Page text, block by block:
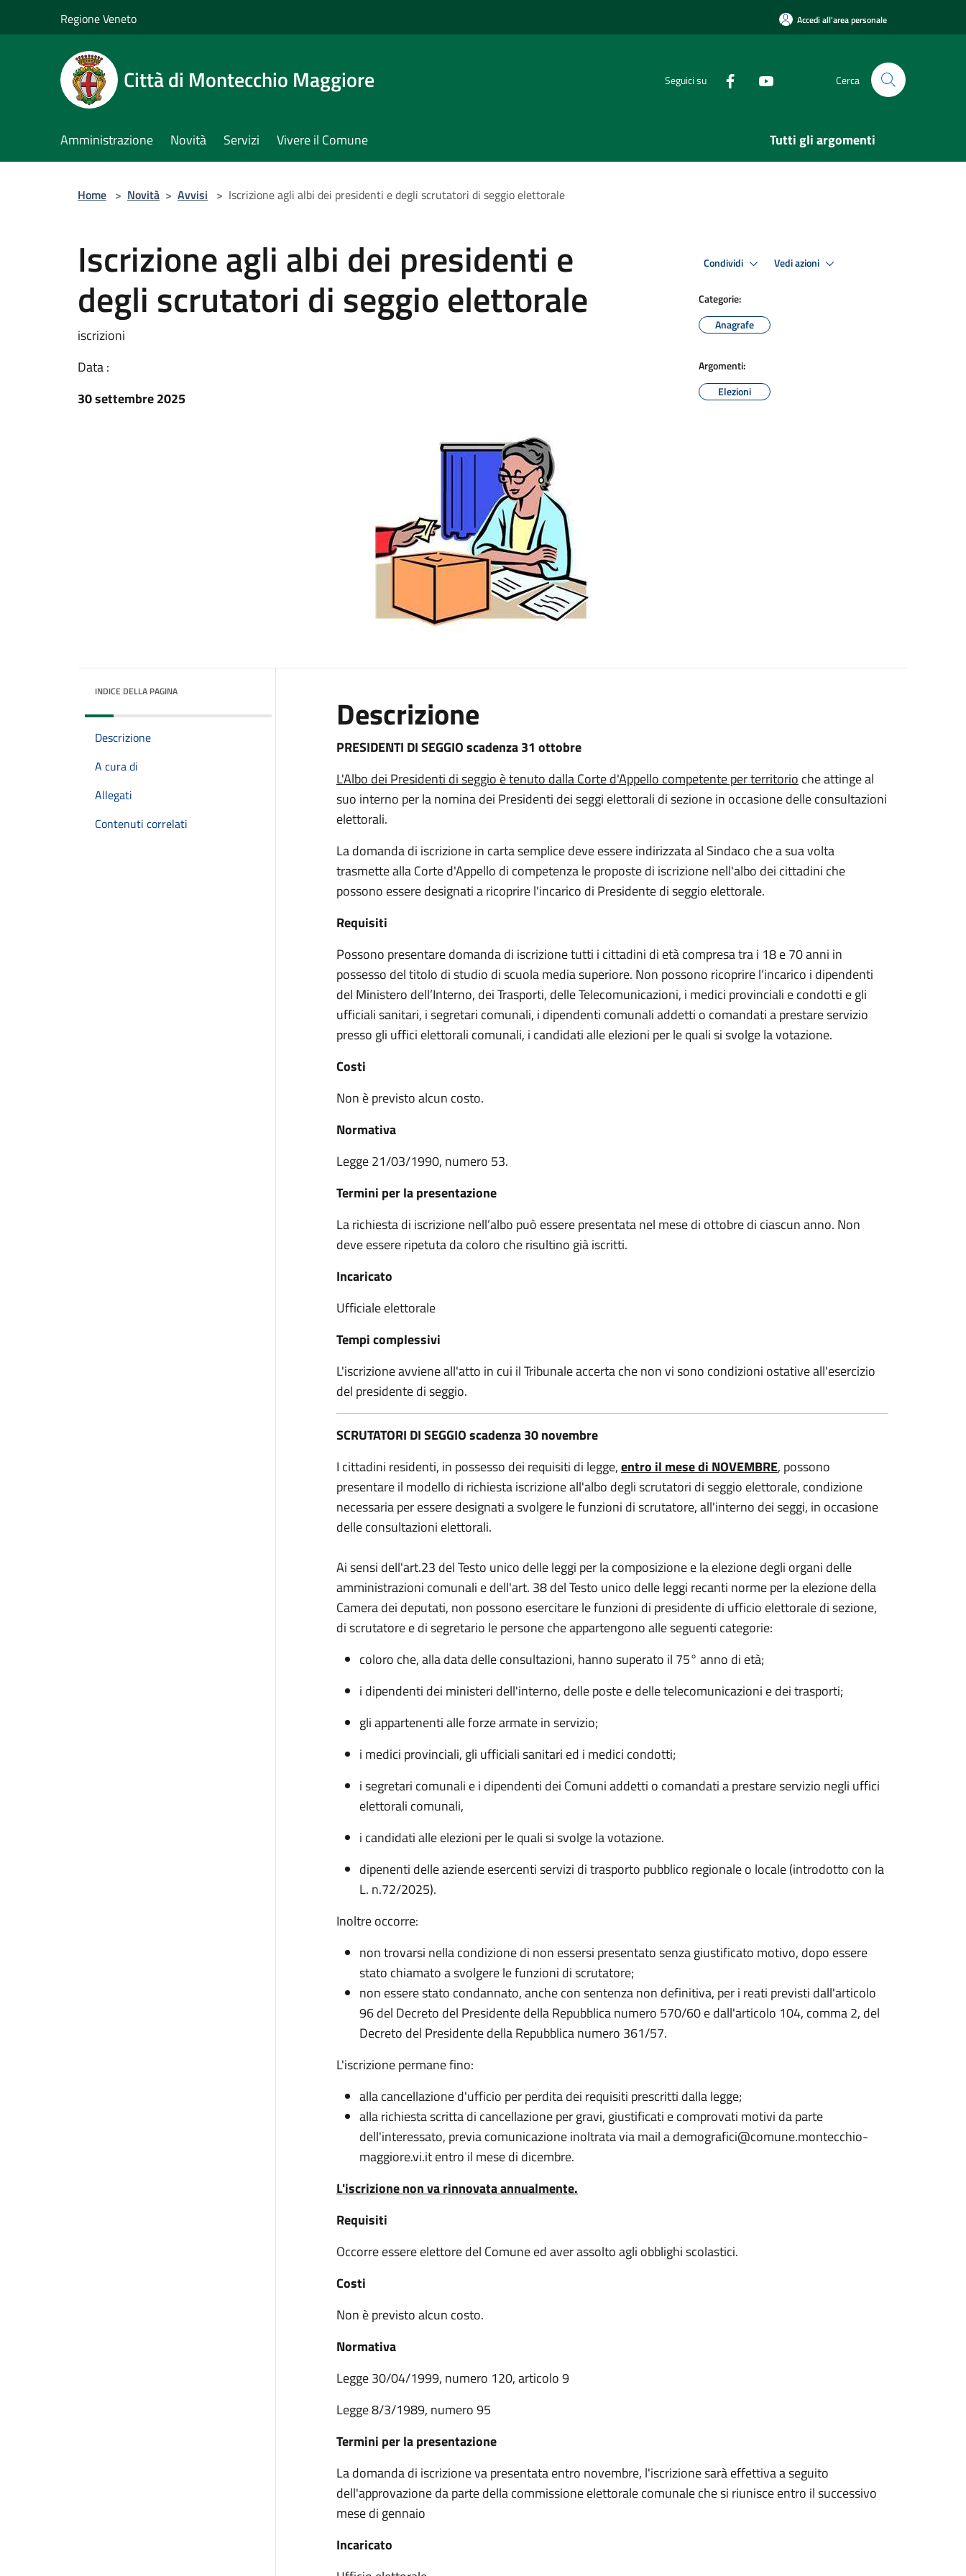
Regione Veneto Accedi all'area personale
Città di Montecchio Maggiore Seguici su Cerca
Amministrazione Novità Servizi Vivere il Comune Tutti gli argomenti
Home > Novità > Avvisi > Iscrizione agli albi dei presidenti e degli scrutatori di seggio elettorale
Iscrizione agli albi dei presidenti e
degli scrutatori di seggio elettorale
iscrizioni
Data :
30 settembre 2025
Condividi Vedi azioni
Categorie:
Anagrafe
Argomenti:
Elezioni
INDICE DELLA PAGINA
Descrizione
A cura di
Allegati
Contenuti correlati
Descrizione
PRESIDENTI DI SEGGIO scadenza 31 ottobre
L'Albo dei Presidenti di seggio è tenuto dalla Corte d'Appello competente per territorio che attinge al
suo interno per la nomina dei Presidenti dei seggi elettorali di sezione in occasione delle consultazioni
elettorali.
La domanda di iscrizione in carta semplice deve essere indirizzata al Sindaco che a sua volta
trasmette alla Corte d'Appello di competenza le proposte di iscrizione nell'albo dei cittadini che
possono essere designati a ricoprire l'incarico di Presidente di seggio elettorale.
Requisiti
Possono presentare domanda di iscrizione tutti i cittadini di età compresa tra i 18 e 70 anni in
possesso del titolo di studio di scuola media superiore. Non possono ricoprire l’incarico i dipendenti
del Ministero dell’Interno, dei Trasporti, delle Telecomunicazioni, i medici provinciali e condotti e gli
ufficiali sanitari, i segretari comunali, i dipendenti comunali addetti o comandati a prestare servizio
presso gli uffici elettorali comunali, i candidati alle elezioni per le quali si svolge la votazione.
Costi
Non è previsto alcun costo.
Normativa
Legge 21/03/1990, numero 53.
Termini per la presentazione
La richiesta di iscrizione nell’albo può essere presentata nel mese di ottobre di ciascun anno. Non
deve essere ripetuta da coloro che risultino già iscritti.
Incaricato
Ufficiale elettorale
Tempi complessivi
L'iscrizione avviene all'atto in cui il Tribunale accerta che non vi sono condizioni ostative all'esercizio
del presidente di seggio.
SCRUTATORI DI SEGGIO scadenza 30 novembre
I cittadini residenti, in possesso dei requisiti di legge,entro il mese di NOVEMBRE, possono
presentare il modello di richiesta iscrizione all'albo degli scrutatori di seggio elettorale, condizione
necessaria per essere designati a svolgere le funzioni di scrutatore, all'interno dei seggi, in occasione
delle consultazioni elettorali.
Ai sensi dell'art.23 del Testo unico delle leggi per la composizione e la elezione degli organi delle
amministrazioni comunali e dell'art. 38 del Testo unico delle leggi recanti norme per la elezione della
Camera dei deputati, non possono esercitare le funzioni di presidente di ufficio elettorale di sezione,
di scrutatore e di segretario le persone che appartengono alle seguenti categorie:
coloro che, alla data delle consultazioni, hanno superato il 75° anno di età;
i dipendenti dei ministeri dell'interno, delle poste e delle telecomunicazioni e dei trasporti;
gli appartenenti alle forze armate in servizio;
i medici provinciali, gli ufficiali sanitari ed i medici condotti;
i segretari comunali e i dipendenti dei Comuni addetti o comandati a prestare servizio negli uffici
elettorali comunali,
i candidati alle elezioni per le quali si svolge la votazione.
dipenenti delle aziende esercenti servizi di trasporto pubblico regionale o locale (introdotto con la
L. n.72/2025).
Inoltre occorre:
non trovarsi nella condizione di non essersi presentato senza giustificato motivo, dopo essere
stato chiamato a svolgere le funzioni di scrutatore;
non essere stato condannato, anche con sentenza non definitiva, per i reati previsti dall'articolo
96 del Decreto del Presidente della Repubblica numero 570/60 e dall'articolo 104, comma 2, del
Decreto del Presidente della Repubblica numero 361/57.
L'iscrizione permane fino:
alla cancellazione d'ufficio per perdita dei requisiti prescritti dalla legge;
alla richiesta scritta di cancellazione per gravi, giustificati e comprovati motivi da parte
dell'interessato, previa comunicazione inoltrata via mail a demografici@comune.montecchio-
maggiore.vi.it entro il mese di dicembre.
L'iscrizione non va rinnovata annualmente.
Requisiti
Occorre essere elettore del Comune ed aver assolto agli obblighi scolastici.
Costi
Non è previsto alcun costo.
Normativa
Legge 30/04/1999, numero 120, articolo 9
Legge 8/3/1989, numero 95
Termini per la presentazione
La domanda di iscrizione va presentata entro novembre, l'iscrizione sarà effettiva a seguito
dell'approvazione da parte della commissione elettorale comunale che si riunisce entro il successivo
mese di gennaio
Incaricato